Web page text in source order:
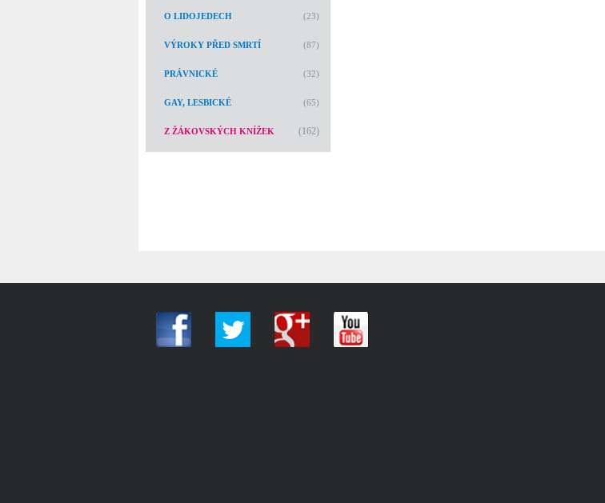
O LIDOJEDECH (23)
VÝROKY PŘED SMRTÍ (87)
PRÁVNICKÉ (32)
GAY, LESBICKÉ (65)
Z ŽÁKOVSKÝCH KNÍŽEK (162)